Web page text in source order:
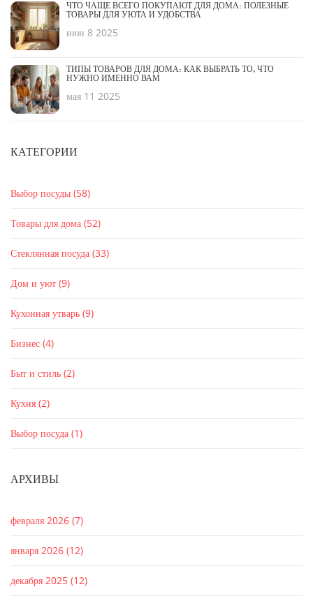
ЧТО ЧАЩЕ ВСЕГО ПОКУПАЮТ ДЛЯ ДОМА: ПОЛЕЗНЫЕ
ТОВАРЫ ДЛЯ УЮТА И УДОБСТВА
июн 8 2025
ТИПЫ ТОВАРОВ ДЛЯ ДОМА: КАК ВЫБРАТЬ ТО, ЧТО
НУЖНО ИМЕННО ВАМ
мая 11 2025
КАТЕГОРИИ
Выбор посуды (58)
Товары для дома (52)
Стеклянная посуда (33)
Дом и уют (9)
Кухонная утварь (9)
Бизнес (4)
Быт и стиль (2)
Кухня (2)
Выбор посуда (1)
АРХИВЫ
февраля 2026 (7)
января 2026 (12)
декабря 2025 (12)